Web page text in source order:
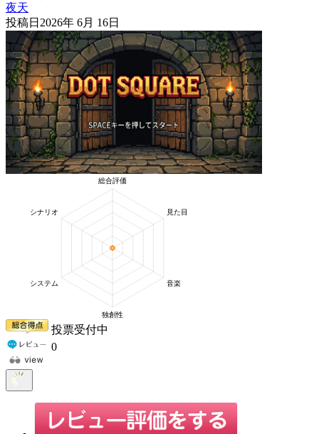
夜天
投稿日 2026年 6月 16日
投票受付中
0